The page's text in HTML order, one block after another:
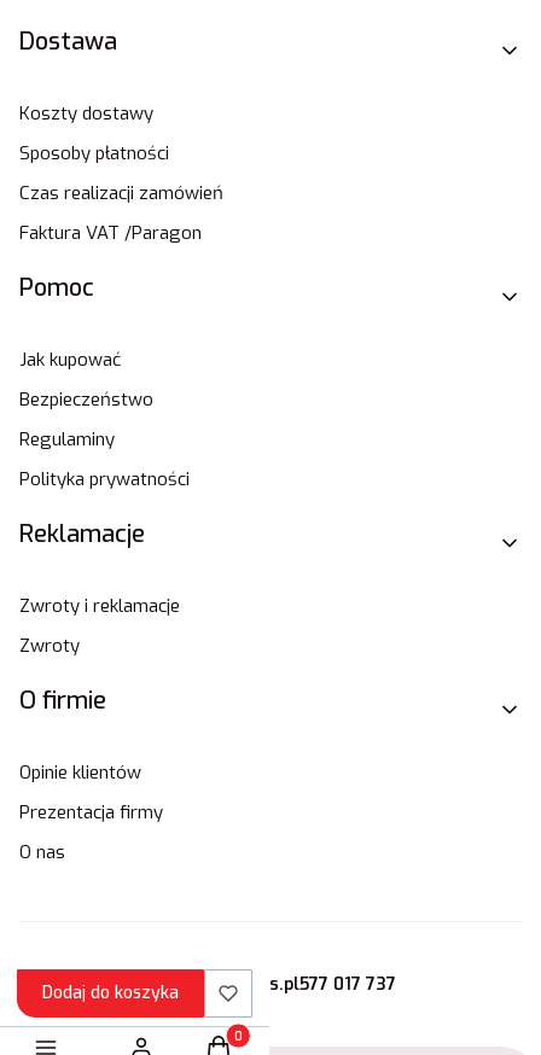
Dostawa
Koszty dostawy
Sposoby płatności
Czas realizacji zamówień
Faktura VAT /Paragon
Pomoc
Jak kupować
Bezpieczeństwo
Regulaminy
Polityka prywatności
Reklamacje
Zwroty i reklamacje
Zwroty
O firmie
Opinie klientów
Prezentacja firmy
O nas
sklep@stamats.pl577 017 737
Dodaj do koszyka
Produkty w koszyku: 0. Zobacz szczegóły